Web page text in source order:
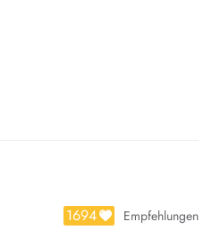
1694 Empfehlungen